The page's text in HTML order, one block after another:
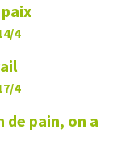
4
4
de pain, on a